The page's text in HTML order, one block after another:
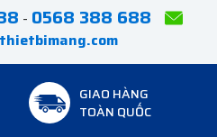
- 0568 388 688
GIAO HÀNG
TOÀN QUỐC